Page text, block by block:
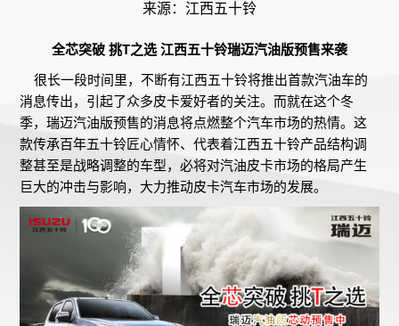
来源：江西五十铃
全芯突破 挑T之选 江西五十铃瑞迈汽油版预售来袭
很长一段时间里，不断有江西五十铃将推出首款汽油车的
消息传出，引起了众多皮卡爱好者的关注。而就在这个冬
季，瑞迈汽油版预售的消息将点燃整个汽车市场的热情。这
款传承百年五十铃匠心情怀、代表着江西五十铃产品结构调
整甚至是战略调整的车型，必将对汽油皮卡市场的格局产生
巨大的冲击与影响，大力推动皮卡汽车市场的发展。